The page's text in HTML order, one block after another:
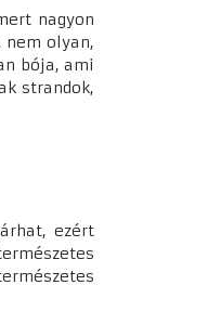
nagyon
olyan,
bója, ami
strandok,
ezért